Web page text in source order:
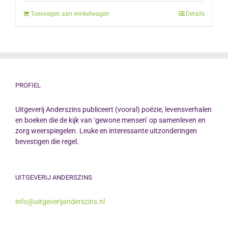
was:
€12.50.
is:
€10.00.
Toevoegen aan winkelwagen Details
PROFIEL
Uitgeverij Anderszins publiceert (vooral) poëzie, levensverhalen
en boeken die de kijk van ‘gewone mensen’ op samenleven en
zorg weerspiegelen. Leuke en interessante uitzonderingen
bevestigen die regel.
UITGEVERIJ ANDERSZINS
info@uitgeverijanderszins.nl